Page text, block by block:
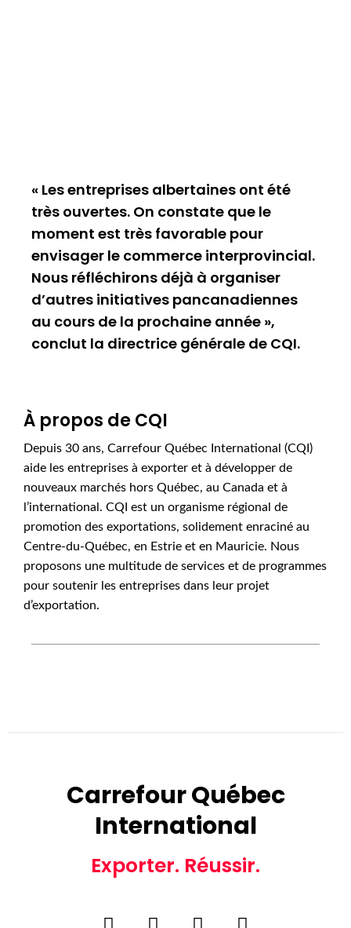
« Les entreprises albertaines ont été
très ouvertes. On constate que le
moment est très favorable pour
envisager le commerce interprovincial.
Nous réfléchirons déjà à organiser
d’autres initiatives pancanadiennes
au cours de la prochaine année »,
conclut la directrice générale de CQI.
À propos de CQI
Depuis 30 ans, Carrefour Québec International (CQI)
aide les entreprises à exporter et à développer de
nouveaux marchés hors Québec, au Canada et à
l’international. CQI est un organisme régional de
promotion des exportations, solidement enraciné au
Centre-du-Québec, en Estrie et en Mauricie. Nous
proposons une multitude de services et de programmes
pour soutenir les entreprises dans leur projet
d’exportation.
Carrefour Québec
International
Exporter. Réussir.